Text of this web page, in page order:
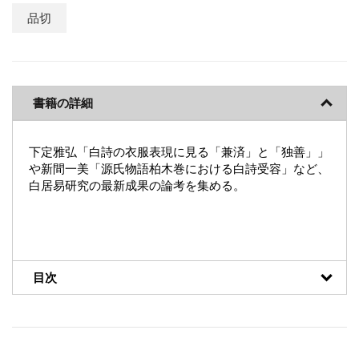
品切
書籍の詳細
下定雅弘「白詩の衣服表現に見る「兼済」と「独善」」
や新間一美「源氏物語柏木巻における白詩受容」など、
白居易研究の最新成果の論考を集める。
目次